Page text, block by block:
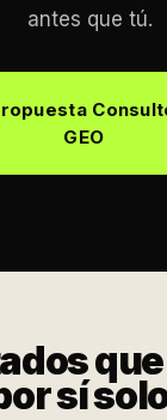
antes que tú.
GEO
sí